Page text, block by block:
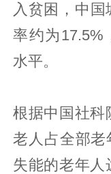
入贫困，中国
率约为17.5%
水平。
根据中国社科
老人占全部老
失能的老年人